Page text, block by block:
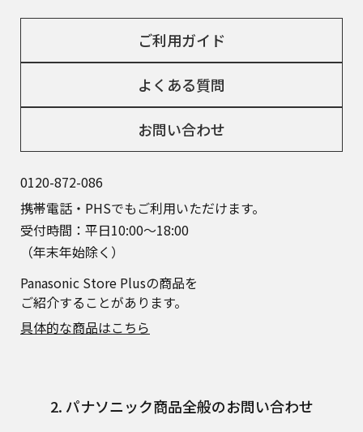
ご利用ガイド
よくある質問
お問い合わせ
0120-872-086
携帯電話・PHSでもご利用いただけます。
受付時間：平日10:00～18:00
（年末年始除く）
Panasonic Store Plusの商品を
ご紹介することがあります。
具体的な商品はこちら
2. パナソニック商品全般のお問い合わせ